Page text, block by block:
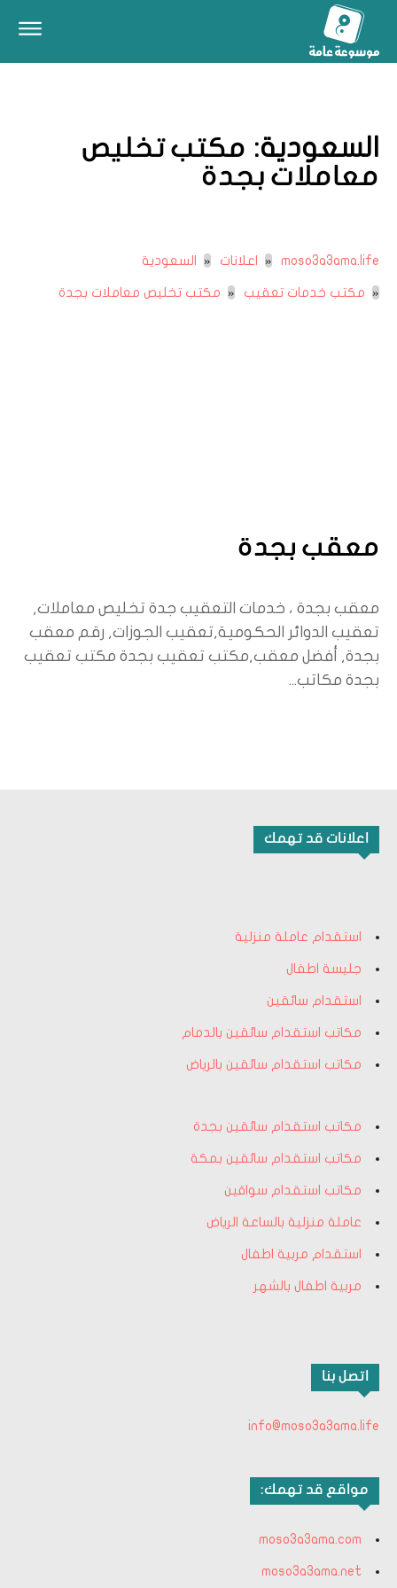
السعودية: مكتب تخليص
معاملات بجدة
moso3a3ama.life اعلانات السعودية
مكتب خدمات تعقيب مكتب تخليص معاملات بجدة
معقب بجدة
معقب بجدة ، خدمات التعقيب جدة تخليص معاملات,
تعقيب الدوائر الحكومية,تعقيب الجوزات, رقم معقب
بجدة, أفضل معقب,مكتب تعقيب بجدة مكتب تعقيب
بجدة مكاتب...
اعلانات قد تهمك
استقدام عاملة منزلية
جليسة اطفال
استقدام سائقين
مكاتب استقدام سائقين بالدمام
مكاتب استقدام سائقين بالرياض
مكاتب استقدام سائقين بجدة
مكاتب استقدام سائقين بمكة
مكاتب استقدام سواقين
عاملة منزلية بالساعة الرياض
استقدام مربية اطفال
مربية اطفال بالشهر
اتصل بنا
info@moso3a3ama.life
مواقع قد تهمك:
moso3a3ama.com
moso3a3ama.net